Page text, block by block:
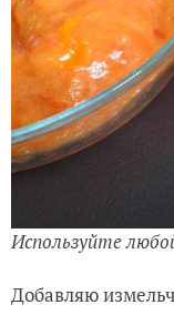
Используйте
Добавляю